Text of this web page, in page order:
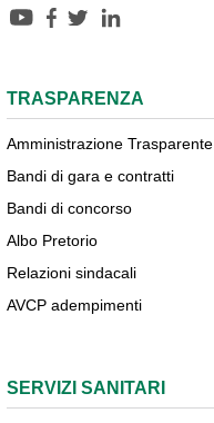
TRASPARENZA
Amministrazione Trasparente
Bandi di gara e contratti
Bandi di concorso
Albo Pretorio
Relazioni sindacali
AVCP adempimenti
SERVIZI SANITARI